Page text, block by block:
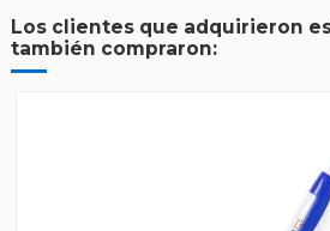
Los clientes que adquirieron
también compraron: